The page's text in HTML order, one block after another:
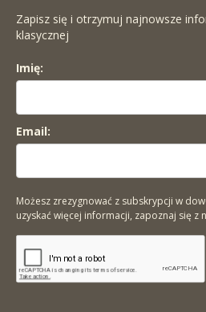
Zapisz się i otrzymuj najnowsze
klasycznej
Imię:
Email:
Możesz zrezygnować z subskrypcji w
uzyskać więcej informacji, zapoznaj się z